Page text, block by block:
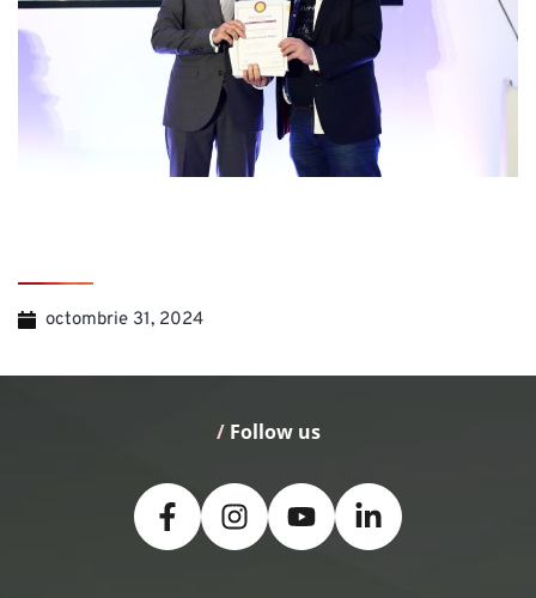
octombrie 31, 2024
/ Follow us